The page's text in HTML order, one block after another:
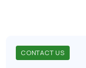
CONTACT US